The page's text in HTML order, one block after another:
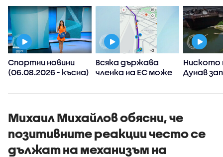
Спортни новини
(06.08.2026 - късна)
Всяка държава
членка на ЕС може
ограничи
приложения на
информация къде
има проверки на
пътя
Ниското
Дунав
Михаил Михайлов обясни, че
позитивните реакции често се
дължат на механизъм на